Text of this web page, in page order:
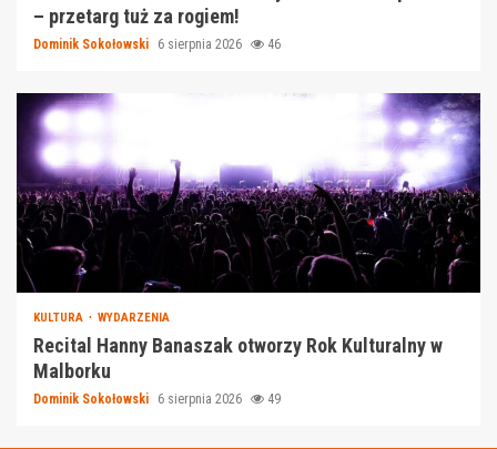
– przetarg tuż za rogiem!
Dominik Sokołowski 6 sierpnia 2026 46
KULTURA WYDARZENIA
Recital Hanny Banaszak otworzy Rok Kulturalny w
Malborku
Dominik Sokołowski 6 sierpnia 2026 49